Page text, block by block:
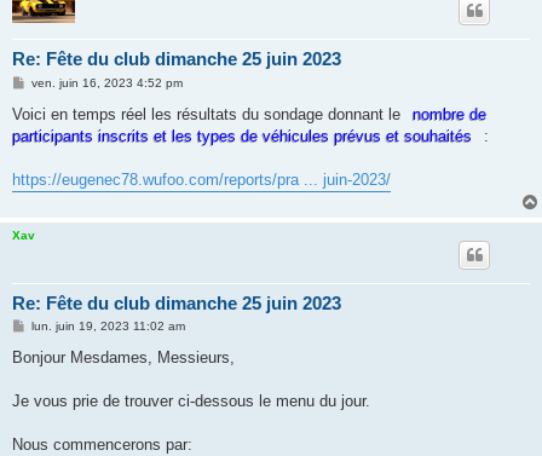
Re: Fête du club dimanche 25 juin 2023
M
s
a
ven. juin 16, 2023 4:52 pm
Voici en temps réel les résultats du sondage donnant le
nombre de
participants inscrits et les types de véhicules prévus et souhaités
:
https://eugenec78.wufoo.com/reports/pra ... juin-2023/
Xav
Re: Fête du club dimanche 25 juin 2023
M
s
g
lun. juin 19, 2023 11:02 am
Bonjour Mesdames, Messieurs,
Je vous prie de trouver ci-dessous le menu du jour.
Nous commencerons par: